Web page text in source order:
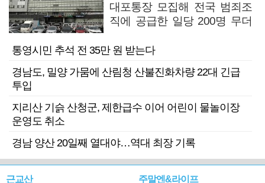
대포통장 모집해 전국 범죄조
직에 공급한 일당 200명 무더
통영시민 추석 전 35만 원 받는다
경남도, 밀양 가뭄에 산림청 산불진화차량 22대 긴급
투입
지리산 기슭 산청군, 제한급수 이어 어린이 물놀이장
운영도 취소
경남 양산 20일째 열대야…역대 최장 기록
근교산 주말엔&라이프